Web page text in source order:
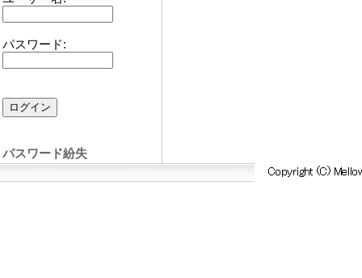
パスワード:
パスワード紛失